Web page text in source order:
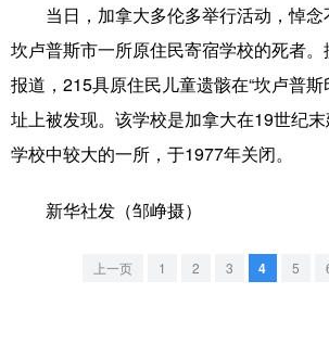
彩票 娱乐 时尚
公益 一带一路 亚太网
文化产业
当日，加拿大多伦多举行活动，悼念
坎卢普斯市一所原住民寄宿学校的死者
报道，215具原住民儿童遗骸在“坎卢普斯
址上被发现。该学校是加拿大在19世纪
学校中较大的一所，于1977年关闭。
新华社发（邹峥摄）
上一页 1 2 3 4 5